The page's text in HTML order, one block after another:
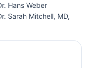
Hans Weber
Sarah Mitchell, MD,